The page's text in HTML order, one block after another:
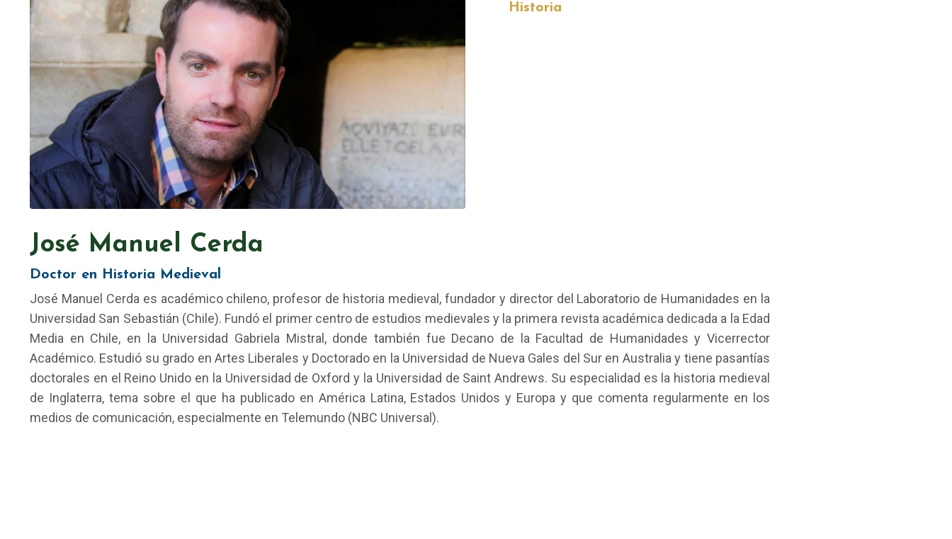
Historia
José Manuel Cerda
Doctor en Historia Medieval
José Manuel Cerda es académico chileno, profesor de historia medieval, fundador y director del Laboratorio de Humanidades en la
Universidad San Sebastián (Chile). Fundó el primer centro de estudios medievales y la primera revista académica dedicada a la Edad
Media en Chile, en la Universidad Gabriela Mistral, donde también fue Decano de la Facultad de Humanidades y Vicerrector
Académico. Estudió su grado en Artes Liberales y Doctorado en la Universidad de Nueva Gales del Sur en Australia y tiene pasantías
doctorales en el Reino Unido en la Universidad de Oxford y la Universidad de Saint Andrews. Su especialidad es la historia medieval
de Inglaterra, tema sobre el que ha publicado en América Latina, Estados Unidos y Europa y que comenta regularmente en los
medios de comunicación, especialmente en Telemundo (NBC Universal).